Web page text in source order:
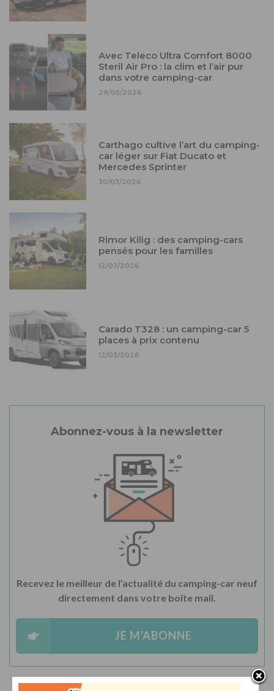
Avec Teleco Ultra Comfort 8000
Steril Air Pro : la clim et l’air pur
dans votre camping-car
29/05/2026
Carthago cultive l’art du camping-
car léger sur Fiat Ducato et
Mercedes Sprinter
30/03/2026
Rimor Kilig : des camping-cars
pensés pour les familles
12/03/2026
Carado T328 : un camping-car 5
places à prix contenu
12/03/2026
Abonnez-vous à la newsletter
Recevez le meilleur de l’actualité du camping-car neuf
directement dans votre boîte mail.
JE M'ABONNE